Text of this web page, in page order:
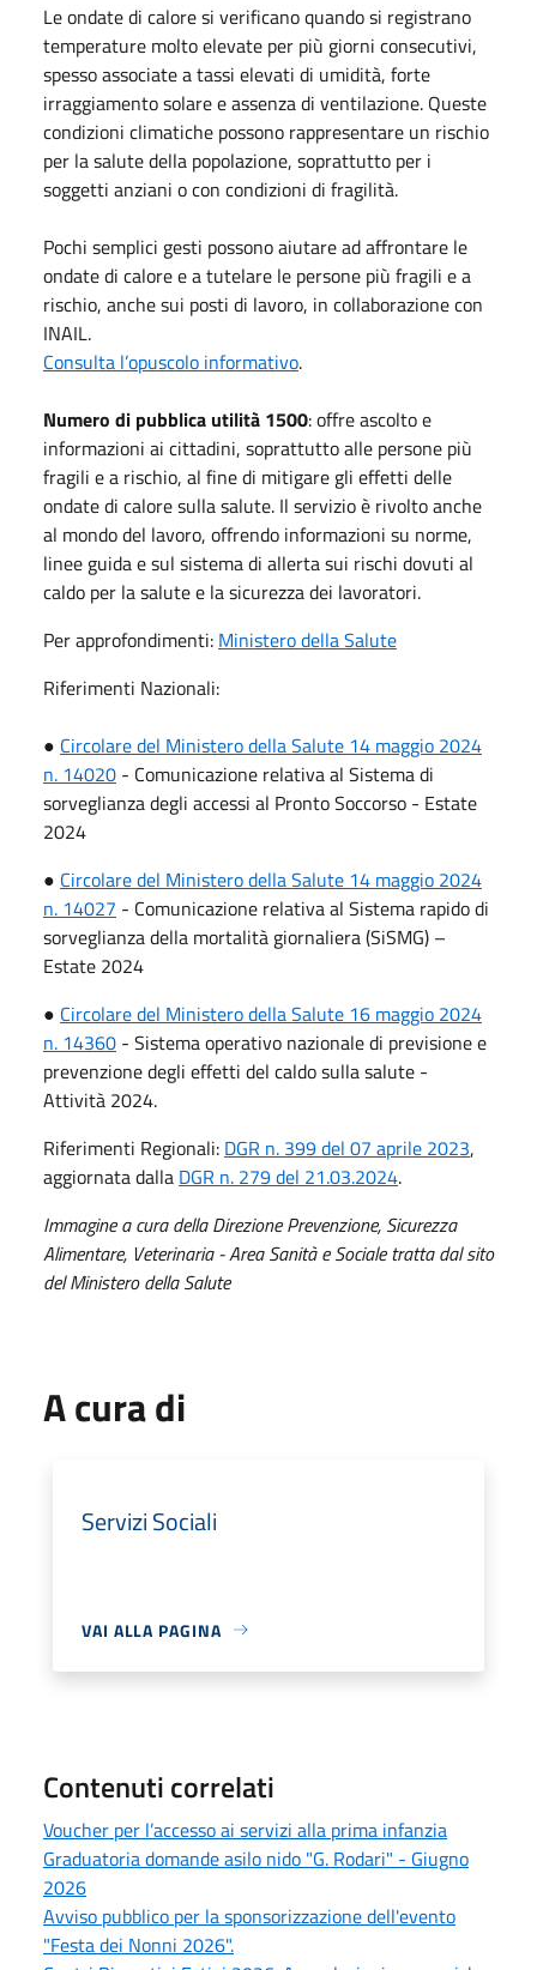
Le ondate di calore si verificano quando si registrano
temperature molto elevate per più giorni consecutivi,
spesso associate a tassi elevati di umidità, forte
irraggiamento solare e assenza di ventilazione. Queste
condizioni climatiche possono rappresentare un rischio
per la salute della popolazione, soprattutto per i
soggetti anziani o con condizioni di fragilità.
Pochi semplici gesti possono aiutare ad affrontare le
ondate di calore e a tutelare le persone più fragili e a
rischio, anche sui posti di lavoro, in collaborazione con
INAIL.
Consulta l’opuscolo informativo.
Numero di pubblica utilità 1500: offre ascolto e
informazioni ai cittadini, soprattutto alle persone più
fragili e a rischio, al fine di mitigare gli effetti delle
ondate di calore sulla salute. Il servizio è rivolto anche
al mondo del lavoro, offrendo informazioni su norme,
linee guida e sul sistema di allerta sui rischi dovuti al
caldo per la salute e la sicurezza dei lavoratori.
Per approfondimenti: Ministero della Salute
Riferimenti Nazionali:
● Circolare del Ministero della Salute 14 maggio 2024
n. 14020 - Comunicazione relativa al Sistema di
sorveglianza degli accessi al Pronto Soccorso - Estate
2024
● Circolare del Ministero della Salute 14 maggio 2024
n. 14027 - Comunicazione relativa al Sistema rapido di
sorveglianza della mortalità giornaliera (SiSMG) –
Estate 2024
● Circolare del Ministero della Salute 16 maggio 2024
n. 14360 - Sistema operativo nazionale di previsione e
prevenzione degli effetti del caldo sulla salute -
Attività 2024.
Riferimenti Regionali: DGR n. 399 del 07 aprile 2023,
aggiornata dalla DGR n. 279 del 21.03.2024.
Immagine a cura della Direzione Prevenzione, Sicurezza
Alimentare, Veterinaria - Area Sanità e Sociale tratta dal sito
del Ministero della Salute
A cura di
Servizi Sociali
VAI ALLA PAGINA
Contenuti correlati
Voucher per l’accesso ai servizi alla prima infanzia
Graduatoria domande asilo nido "G. Rodari" - Giugno
2026
Avviso pubblico per la sponsorizzazione dell'evento
"Festa dei Nonni 2026".